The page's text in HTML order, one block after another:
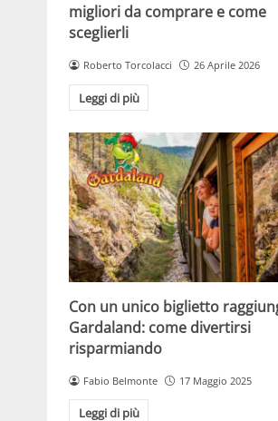
migliori da comprare e come
sceglierli
Roberto Torcolacci 26 Aprile 2026
Leggi di più
Con un unico biglietto
Gardaland: come divertirsi
risparmiando
Fabio Belmonte 17 Maggio 2025
Leggi di più